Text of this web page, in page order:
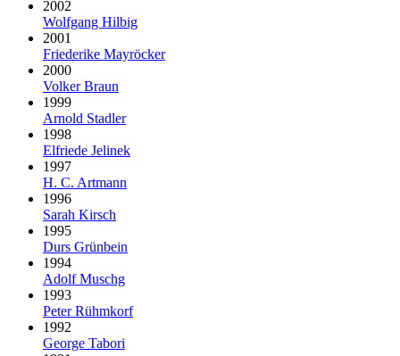
2002
Wolfgang Hilbig
2001
Friederike Mayröcker
2000
Volker Braun
1999
Arnold Stadler
1998
Elfriede Jelinek
1997
H. C. Artmann
1996
Sarah Kirsch
1995
Durs Grünbein
1994
Adolf Muschg
1993
Peter Rühmkorf
1992
George Tabori